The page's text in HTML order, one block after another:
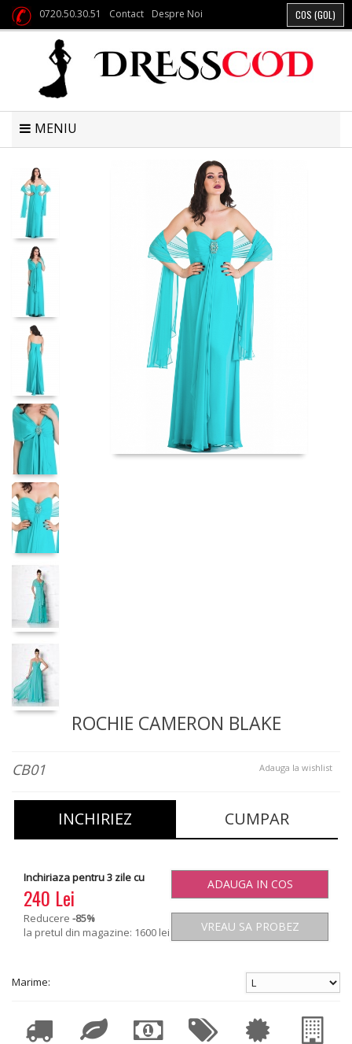
0720.50.30.51 Contact Despre Noi COS (GOL)
MENIU
ROCHIE CAMERON BLAKE
Adauga la wishlist
CB01
INCHIRIEZ CUMPAR
Inchiriaza pentru 3 zile cu
240 Lei
Reducere -85%
la pretul din magazine: 1600 lei
ADAUGA IN COS
VREAU SA PROBEZ
Marime: